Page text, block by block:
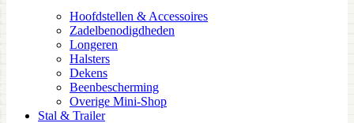
Hoofdstellen & Accessoires
Zadelbenodigdheden
Longeren
Halsters
Dekens
Beenbescherming
Overige Mini-Shop
Stal & Trailer